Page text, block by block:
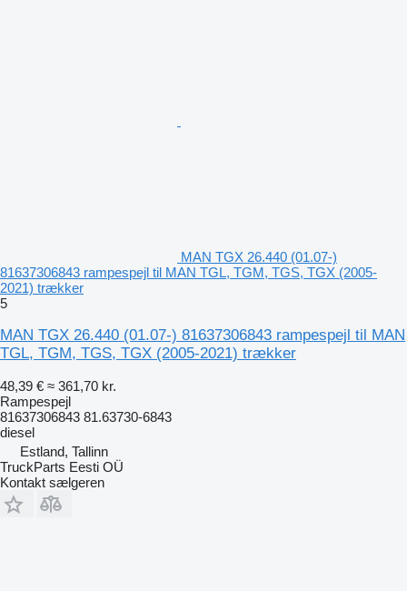
MAN TGX 26.440 (01.07-)
81637306843 rampespejl til MAN TGL, TGM, TGS, TGX (2005-
2021) trækker
5
MAN TGX 26.440 (01.07-) 81637306843 rampespejl til MAN
TGL, TGM, TGS, TGX (2005-2021) trækker
48,39 € ≈ 361,70 kr.
Rampespejl
81637306843 81.63730-6843
diesel
Estland, Tallinn
TruckParts Eesti OÜ
Kontakt sælgeren